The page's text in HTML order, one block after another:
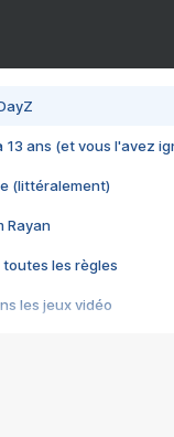
13 ans (et vous l'avez
(littéralement)
Rayan
toutes les règles
les jeux vidéo